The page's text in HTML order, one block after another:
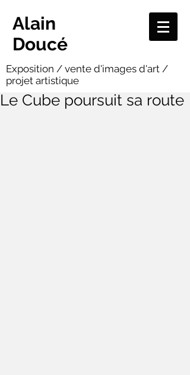
Alain
Doucé
Exposition / vente d'images d'art /
projet artistique
Le Cube poursuit sa route